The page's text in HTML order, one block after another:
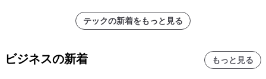
テックの新着をもっと見る
ビジネスの新着 もっと見る